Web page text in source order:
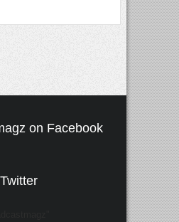
on Facebook